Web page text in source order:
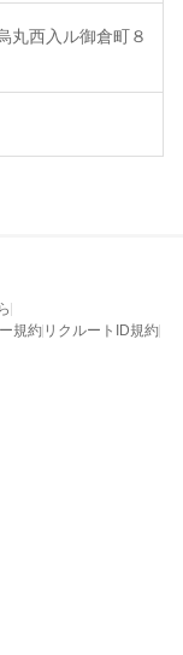
丸西入ル御倉町８
規約 リクルートID規約